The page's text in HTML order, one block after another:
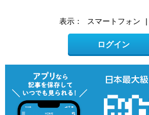
表示： スマートフォン |
ログイン